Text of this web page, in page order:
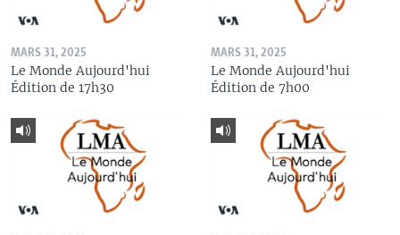
MARS 31, 2025
Le Monde Aujourd'hui
Édition de 17h30
MARS 31, 2025
Le Monde Aujourd'hui
Édition de 7h00